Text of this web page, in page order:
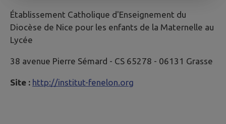
Établissement Catholique d'Enseignement du
Diocèse de Nice pour les enfants de la Maternelle au
Lycée
38 avenue Pierre Sémard - CS 65278 - 06131 Grasse
Site : http://institut-fenelon.org